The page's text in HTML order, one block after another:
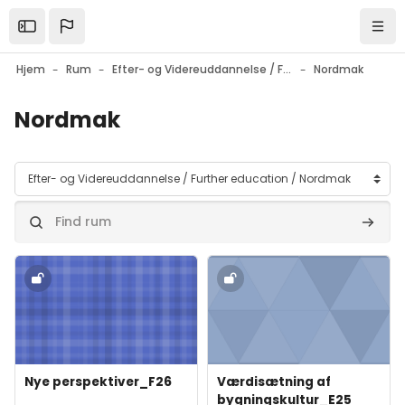
Open the sidebar
Hjem Rum Efter- og Videreuddannelse / Further education Nordmak
Nordmak
Rumkategorier
Find rum
Find
Forsidebillede" Nye perspektiver_F26
Forsidebillede
Kursusnavn
Nye perspektiver_F26
Forsidebillede" Værdisætning
Forsidebillede
Kursusnavn
Værdisætning af
bygningskultur_E25